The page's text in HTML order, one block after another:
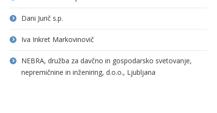
Dani Jurič s.p.
Iva Inkret Markovinovič
NEBRA, družba za davčno in gospodarsko svetovanje,
nepremičnine in inženiring, d.o.o., Ljubljana